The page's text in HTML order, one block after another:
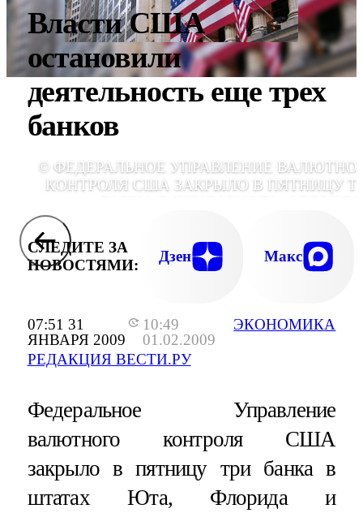
07:51 31
ЯНВАРЯ 2009
10:49
01.02.2009
РЕДАКЦИЯ ВЕСТИ.РУ
ЭКОНОМИКА
Власти США
остановили
деятельность еще трех
банков
© ФЕДЕРАЛЬНОЕ УПРАВЛЕНИЕ
КОНТРОЛЯ США ЗАКРЫЛО В ПЯТНИЦУ
СЛЕДИТЕ ЗА
НОВОСТЯМИ:
Дзен Макс
Федеральное Управление
валютного контроля США
закрыло в пятницу три банка в
штатах Юта, Флорида и